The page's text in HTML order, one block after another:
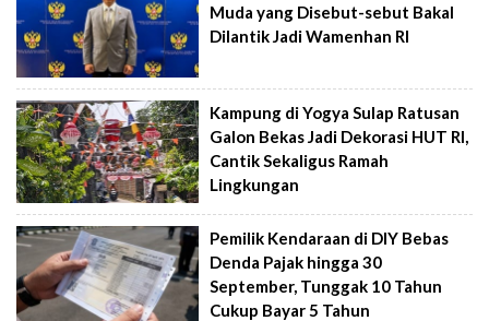
Muda yang Disebut-sebut Bakal
Dilantik Jadi Wamenhan RI
Kampung di Yogya Sulap Ratusan
Galon Bekas Jadi Dekorasi HUT RI,
Cantik Sekaligus Ramah
Lingkungan
Pemilik Kendaraan di DIY Bebas
Denda Pajak hingga 30
September, Tunggak 10 Tahun
Cukup Bayar 5 Tahun